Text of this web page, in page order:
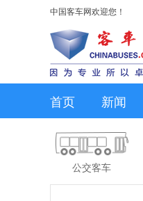
中国客车网欢迎您！
首页 新闻
公交客车